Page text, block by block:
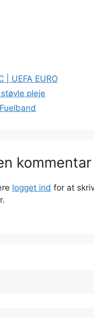
| UEFA EURO
pleje
kommentar
logget ind for at